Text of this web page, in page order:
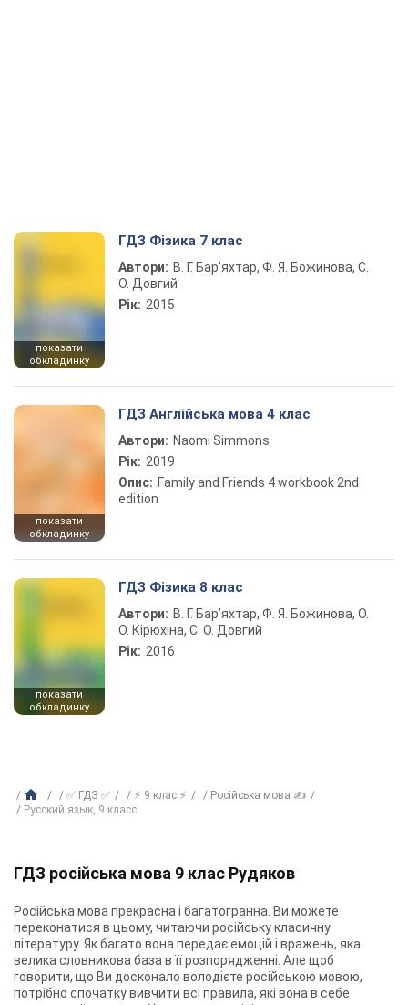
показати
обкладинку
ГДЗ Фізика 7 клас
Автори: В. Г. Бар’яхтар, Ф. Я. Божинова, С.
О. Довгий
Рік: 2015
показати
обкладинку
ГДЗ Англійська мова 4 клас
Автори: Naomi Simmons
Рік: 2019
Опис: Family and Friends 4 workbook 2nd
edition
показати
обкладинку
ГДЗ Фізика 8 клас
Автори: В. Г. Бар’яхтар, Ф. Я. Божинова, О.
О. Кірюхіна, С. О. Довгий
Рік: 2016
✅ ГДЗ ✅ ⚡ 9 клас ⚡
Російська мова ✍
Русский язык, 9 класс
ГДЗ російська мова 9 клас Рудяков
Російська мова прекрасна і багатогранна. Ви можете
переконатися в цьому, читаючи російську класичну
літературу. Як багато вона передає емоцій і вражень, яка
велика словникова база в її розпорядженні. Але щоб
говорити, що Ви досконало володієте російською мовою,
потрібно спочатку вивчити всі правила, які вона в себе